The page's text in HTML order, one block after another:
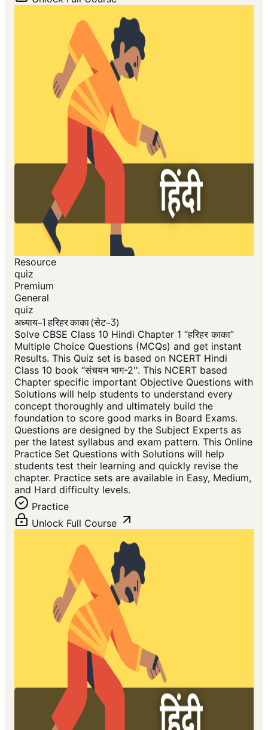
Resource
quiz
Premium
General
quiz
अध्याय-1 हरिहर काका (सेट-3)
Solve CBSE Class 10 Hindi Chapter 1 “हरिहर काका”
Multiple Choice Questions (MCQs) and get instant
Results. This Quiz set is based on NCERT Hindi
Class 10 book “संचयन भाग-2''. This NCERT based
Chapter specific important Objective Questions with
Solutions will help students to understand every
concept thoroughly and ultimately build the
foundation to score good marks in Board Exams.
Questions are designed by the Subject Experts as
per the latest syllabus and exam pattern. This Online
Practice Set Questions with Solutions will help
students test their learning and quickly revise the
chapter. Practice sets are available in Easy, Medium,
and Hard difficulty levels.
Practice
Unlock Full Course